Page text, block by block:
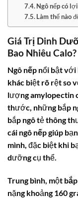
Ngô nếp có
Làm thế nào
Giá Trị Dinh
Bao Nhiêu Calo?
Ngô nếp nổi bật với
khác biệt rõ rệt so
lượng amylopectin
thước, những bắp
bắp ngô tẻ thông
cái ngô nếpgiúp
mình, đặc biệt khi
dưỡng cụ thể.
Trung bình, một
nặng khoảng 160